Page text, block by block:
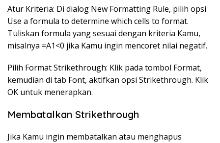
Atur Kriteria: Di dialog New Formatting Rule, pilih opsi
Use a formula to determine which cells to format.
Tuliskan formula yang sesuai dengan kriteria Kamu,
misalnya =A1<0 jika Kamu ingin mencoret nilai negatif.
Pilih Format Strikethrough: Klik pada tombol Format,
kemudian di tab Font, aktifkan opsi Strikethrough. Klik
OK untuk menerapkan.
Membatalkan Strikethrough
Jika Kamu ingin membatalkan atau menghapus